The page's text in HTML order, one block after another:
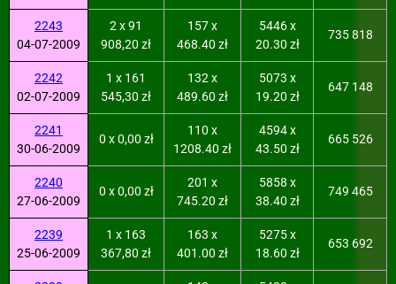
2243
04-07-2009
2 x 91
908,20 zł
157 x
468.40 zł
5446 x
20.30 zł
735 818
2242
02-07-2009
1 x 161
545,30 zł
132 x
489.60 zł
5073 x
19.20 zł
647 148
2241
30-06-2009
0 x 0,00 zł
110 x
1208.40 zł
4594 x
43.50 zł
665 526
2240
27-06-2009
0 x 0,00 zł
201 x
745.20 zł
5858 x
38.40 zł
749 465
2239
25-06-2009
1 x 163
367,80 zł
163 x
401.00 zł
5275 x
18.60 zł
653 692